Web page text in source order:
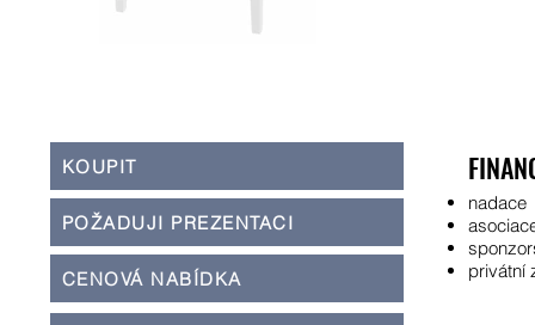
KOUPIT
POŽADUJI PREZENTACI
CENOVÁ NABÍDKA
nadace
privátní